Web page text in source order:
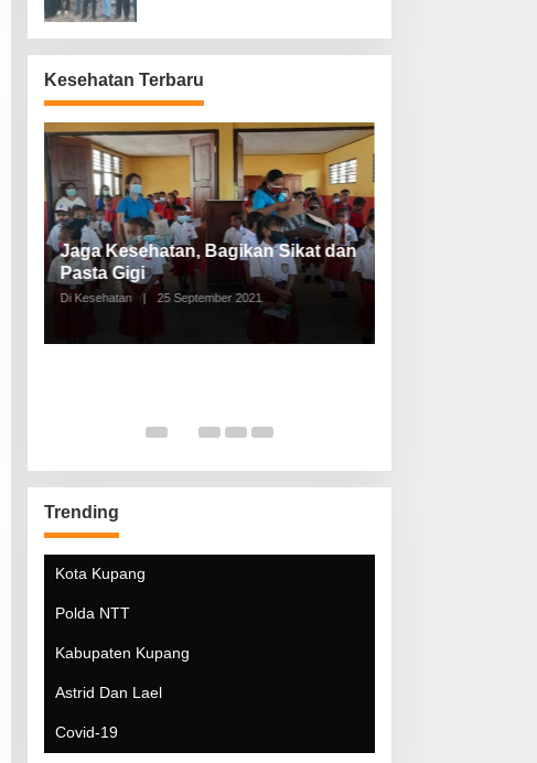
Kesehatan Terbaru
Jaga Kesehatan, Bagikan Sikat dan
Pasta Gigi
Di Kesehatan | 25 September 2021
Polda NTT
Kabupaten Kupang
Astrid Dan Lael
Covid-19